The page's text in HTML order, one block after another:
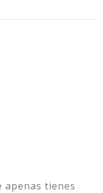
apenas tienes